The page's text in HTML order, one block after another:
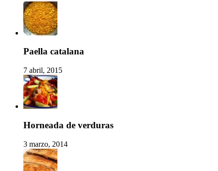
Paella catalana
7 abril, 2015
Horneada de verduras
3 marzo, 2014